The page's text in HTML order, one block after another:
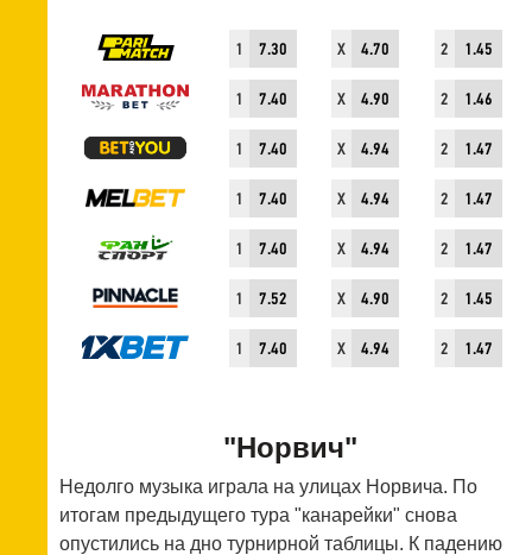
1 7.30 X 4.70 2 1.45
1 7.40 X 4.90 2 1.46
1 7.40 X 4.94 2 1.47
1 7.40 X 4.94 2 1.47
1 7.40 X 4.94 2 1.47
1 7.52 X 4.90 2 1.45
1 7.40 X 4.94 2 1.47
"Норвич"
Недолго музыка играла на улицах Норвича. По
итогам предыдущего тура "канарейки" снова
опустились на дно турнирной таблицы. К падению